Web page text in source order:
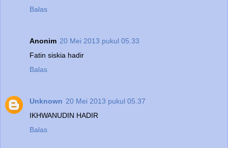
Balas
Anonim 20 Mei 2013 pukul 05.33
Fatin siskia hadir
Balas
Unknown 20 Mei 2013 pukul 05.37
IKHWANUDIN HADIR
Balas